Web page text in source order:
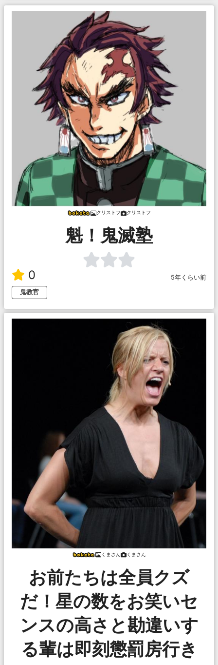
クリストフ クリストフ
魁！鬼滅塾
0
5年くらい前
鬼教官
くまさん くまさん
お前たちは全員クズ
だ！星の数をお笑いセ
ンスの高さと勘違いす
る輩は即刻懲罰房行き